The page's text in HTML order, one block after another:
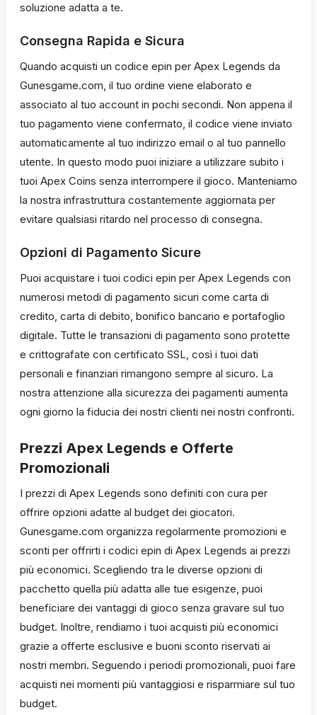
soluzione adatta a te.
Consegna Rapida e Sicura
Quando acquisti un codice epin per Apex Legends da
Gunesgame.com, il tuo ordine viene elaborato e
associato al tuo account in pochi secondi. Non appena il
tuo pagamento viene confermato, il codice viene inviato
automaticamente al tuo indirizzo email o al tuo pannello
utente. In questo modo puoi iniziare a utilizzare subito i
tuoi Apex Coins senza interrompere il gioco. Manteniamo
la nostra infrastruttura costantemente aggiornata per
evitare qualsiasi ritardo nel processo di consegna.
Opzioni di Pagamento Sicure
Puoi acquistare i tuoi codici epin per Apex Legends con
numerosi metodi di pagamento sicuri come carta di
credito, carta di debito, bonifico bancario e portafoglio
digitale. Tutte le transazioni di pagamento sono protette
e crittografate con certificato SSL, così i tuoi dati
personali e finanziari rimangono sempre al sicuro. La
nostra attenzione alla sicurezza dei pagamenti aumenta
ogni giorno la fiducia dei nostri clienti nei nostri confronti.
Prezzi Apex Legends e Offerte
Promozionali
I prezzi di Apex Legends sono definiti con cura per
offrire opzioni adatte al budget dei giocatori.
Gunesgame.com organizza regolarmente promozioni e
sconti per offrirti i codici epin di Apex Legends ai prezzi
più economici. Scegliendo tra le diverse opzioni di
pacchetto quella più adatta alle tue esigenze, puoi
beneficiare dei vantaggi di gioco senza gravare sul tuo
budget. Inoltre, rendiamo i tuoi acquisti più economici
grazie a offerte esclusive e buoni sconto riservati ai
nostri membri. Seguendo i periodi promozionali, puoi fare
acquisti nei momenti più vantaggiosi e risparmiare sul tuo
budget.